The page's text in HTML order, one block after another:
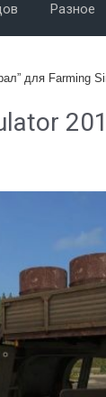
Разное
для Farming